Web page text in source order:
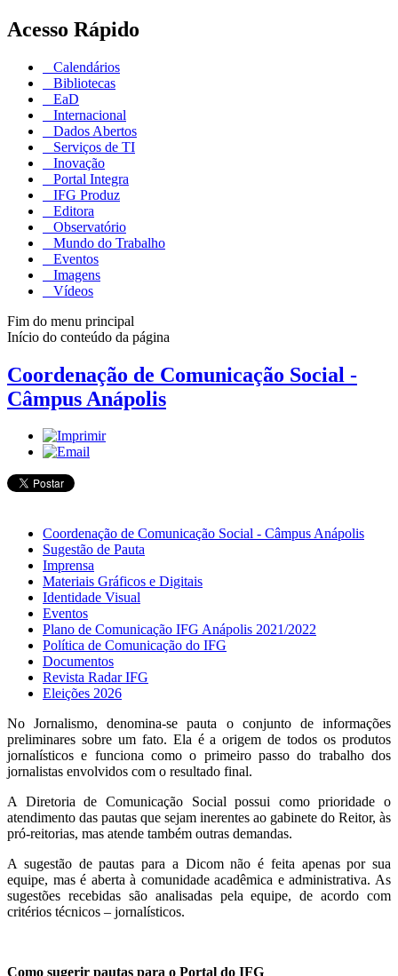
Acesso Rápido
Calendários
Bibliotecas
EaD
Internacional
Dados Abertos
Serviços de TI
Inovação
Portal Integra
IFG Produz
Editora
Observatório
Mundo do Trabalho
Eventos
Imagens
Vídeos
Fim do menu principal
Início do conteúdo da página
Coordenação de Comunicação Social -
Câmpus Anápolis
Coordenação de Comunicação Social - Câmpus Anápolis
Sugestão de Pauta
Imprensa
Materiais Gráficos e Digitais
Identidade Visual
Eventos
Plano de Comunicação IFG Anápolis 2021/2022
Política de Comunicação do IFG
Documentos
Revista Radar IFG
Eleições 2026
No Jornalismo, denomina-se pauta o conjunto de informações
preliminares sobre um fato. Ela é a origem de todos os produtos
jornalísticos e funciona como o primeiro passo do trabalho dos
jornalistas envolvidos com o resultado final.
A Diretoria de Comunicação Social possui como prioridade o
atendimento das pautas que sejam inerentes ao gabinete do Reitor, às
pró-reitorias, mas atende também outras demandas.
A sugestão de pautas para a Dicom não é feita apenas por sua
equipe, mas é aberta à comunidade acadêmica e administrativa. As
sugestões recebidas são analisadas pela equipe, de acordo com
critérios técnicos – jornalísticos.
Como sugerir pautas para o Portal do IFG